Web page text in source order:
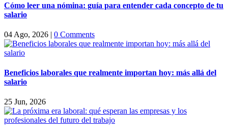
Cómo leer una nómina: guía para entender cada concepto de tu
salario
04 Ago, 2026 | 0 Comments
Beneficios laborales que realmente importan hoy: más allá del
salario
25 Jun, 2026